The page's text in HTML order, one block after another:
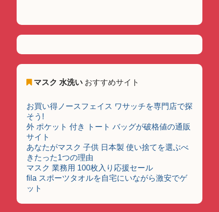
マスク 水洗いおすすめサイト
お買い得ノースフェイス ワサッチを専門店で探
そう!
外 ポケット 付き トート バッグが破格値の通販
サイト
あなたがマスク 子供 日本製 使い捨てを選ぶべ
きたった1つの理由
マスク 業務用 100枚入り応援セール
fila スポーツタオルを自宅にいながら激安でゲ
ット